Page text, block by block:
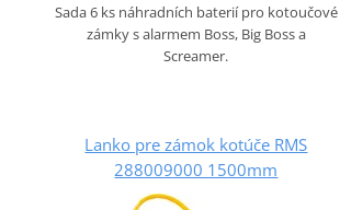
Sada 6 ks náhradních baterií pro kotoučové
zámky s alarmem Boss, Big Boss a
Screamer.
Lanko pre zámok kotúče RMS
288009000 1500mm